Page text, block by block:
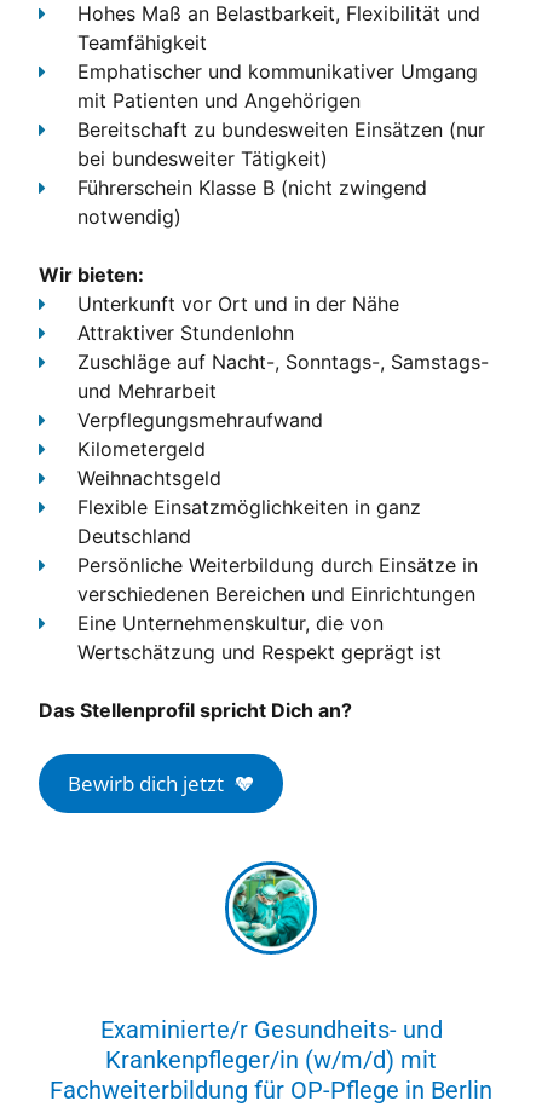
Hohes Maß an Belastbarkeit, Flexibilität und
Teamfähigkeit
Emphatischer und kommunikativer Umgang
mit Patienten und Angehörigen
Bereitschaft zu bundesweiten Einsätzen (nur
bei bundesweiter Tätigkeit)
Führerschein Klasse B (nicht zwingend
notwendig)
Wir bieten:
Unterkunft vor Ort und in der Nähe
Attraktiver Stundenlohn
Zuschläge auf Nacht-, Sonntags-, Samstags-
und Mehrarbeit
Verpflegungsmehraufwand
Kilometergeld
Weihnachtsgeld
Flexible Einsatzmöglichkeiten in ganz
Deutschland
Persönliche Weiterbildung durch Einsätze in
verschiedenen Bereichen und Einrichtungen
Eine Unternehmenskultur, die von
Wertschätzung und Respekt geprägt ist
Das Stellenprofil spricht Dich an?
Bewirb dich jetzt
Examinierte/r Gesundheits- und
Krankenpfleger/in (w/m/d) mit
Fachweiterbildung für OP-Pflege in Berlin